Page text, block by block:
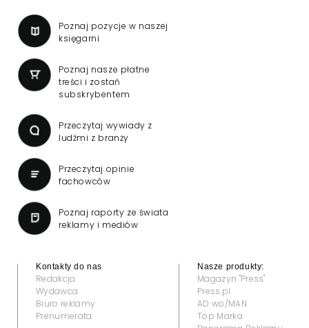
Poznaj pozycje w naszej
księgarni
Poznaj nasze płatne
treści i zostań
subskrybentem
Przeczytaj wywiady z
ludźmi z branży
Przeczytaj opinie
fachowców
Poznaj raporty ze świata
reklamy i mediów
Kontakty do nas
Redakcja
Wydawca
Biuro reklamy
Prenumerata
Nasze produkty:
Magazyn "Press"
Press.pl
AD wo/MAN
Top Marka